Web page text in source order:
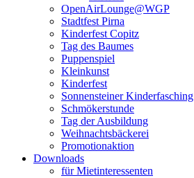
OpenAirLounge@WGP
Stadtfest Pirna
Kinderfest Copitz
Tag des Baumes
Puppenspiel
Kleinkunst
Kinderfest
Sonnensteiner Kinderfasching
Schmökerstunde
Tag der Ausbildung
Weihnachtsbäckerei
Promotionaktion
Downloads
für Mietinteressenten